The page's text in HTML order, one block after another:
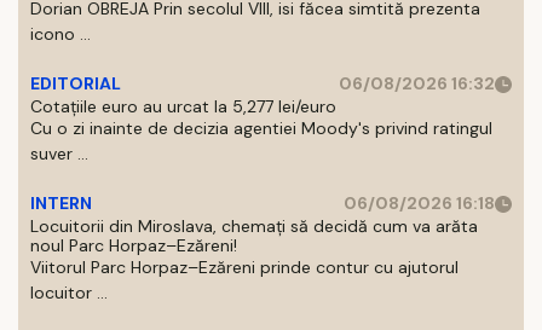
Dorian OBREJA Prin secolul VIII, isi făcea simtită prezenta
icono ...
EDITORIAL
06/08/2026 16:32
Cotațiile euro au urcat la 5,277 lei/euro
Cu o zi inainte de decizia agentiei Moody's privind ratingul
suver ...
INTERN
06/08/2026 16:18
Locuitorii din Miroslava, chemați să decidă cum va arăta
noul Parc Horpaz–Ezăreni!
Viitorul Parc Horpaz–Ezăreni prinde contur cu ajutorul
locuitor ...